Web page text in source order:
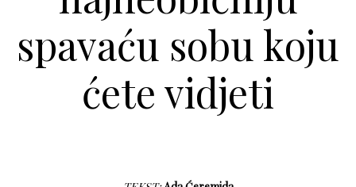
spavaću sobu koju
ćete vidjeti